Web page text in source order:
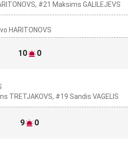
#21 Maksims GALILEJEVS
HARITONOVS
10 0
TRETJAKOVS, #19 Sandis VAGELIS
9 0